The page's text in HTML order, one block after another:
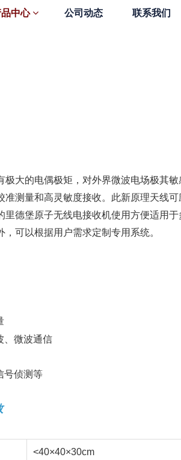
品中心 公司动态 联系我们
极大的电偶极矩，对外界微波电场极其
准测量和高灵敏度接收。 此新原理天线
里德堡原子无线电接收机使用方便适用
，可以根据用户需求定制专用系统。
、微波通信
号侦测等
<40×40×30cm